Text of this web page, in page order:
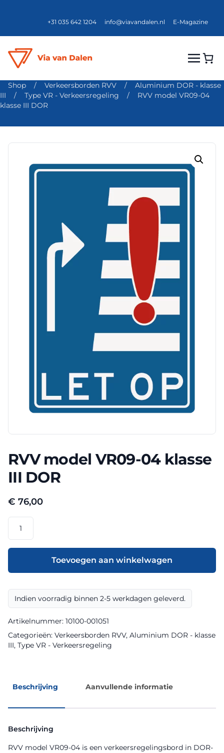
+31 035 642 1204 info@viavandalen.nl E-Magazine
Shop / Verkeersborden RVV /
Aluminium DOR - klasse
III
/ Type VR - Verkeersregeling /
RVV model VR09-04
klasse III DOR
RVV model VR09-04 klasse
III DOR
€ 76,00
VR09-
klasse
DOR
aantal
Toevoegen aan winkelwagen
Indien voorradig binnen 2-5 werkdagen geleverd.
Artikelnummer: 10100-001051
Categorieën: Verkeersborden RVV, Aluminium DOR - klasse
III, Type VR - Verkeersregeling
Beschrijving Aanvullende informatie
Beschrijving
RVV model VR09-04 is een verkeersregelingsbord in DOR-